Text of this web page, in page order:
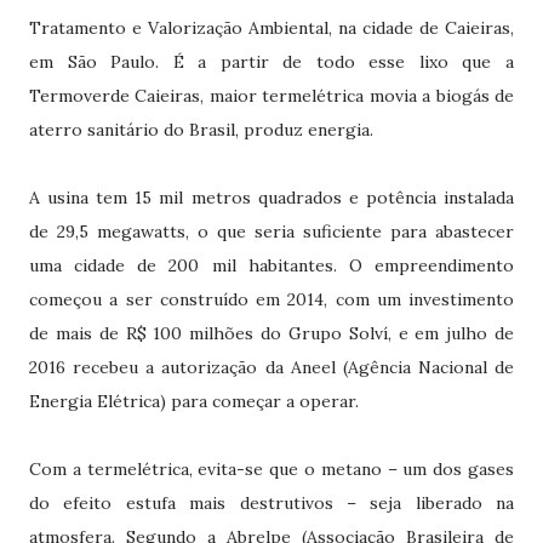
Tratamento e Valorização Ambiental, na cidade de Caieiras,
em São Paulo. É a partir de todo esse lixo que a
Termoverde Caieiras, maior termelétrica movia a biogás de
aterro sanitário do Brasil, produz energia.
A usina tem 15 mil metros quadrados e potência instalada
de 29,5 megawatts, o que seria suficiente para abastecer
uma cidade de 200 mil habitantes. O empreendimento
começou a ser construído em 2014, com um investimento
de mais de R$ 100 milhões do Grupo Solví, e em julho de
2016 recebeu a autorização da Aneel (Agência Nacional de
Energia Elétrica) para começar a operar.
Com a termelétrica, evita-se que o metano – um dos gases
do efeito estufa mais destrutivos – seja liberado na
atmosfera. Segundo a Abrelpe (Associação Brasileira de